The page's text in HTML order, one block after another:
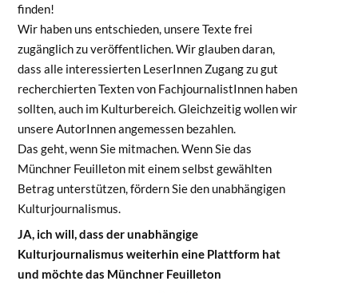
finden!
Wir haben uns entschieden, unsere Texte frei
zugänglich zu veröffentlichen. Wir glauben daran,
dass alle interessierten LeserInnen Zugang zu gut
recherchierten Texten von FachjournalistInnen haben
sollten, auch im Kulturbereich. Gleichzeitig wollen wir
unsere AutorInnen angemessen bezahlen.
Das geht, wenn Sie mitmachen. Wenn Sie das
Münchner Feuilleton mit einem selbst gewählten
Betrag unterstützen, fördern Sie den unabhängigen
Kulturjournalismus.
JA, ich will, dass der unabhängige
Kulturjournalismus weiterhin eine Plattform hat
und möchte das Münchner Feuilleton